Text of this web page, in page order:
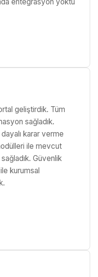
geliştirdik. Tüm
sağladık.
karar verme
ile mevcut
Güvenlik
kurumsal